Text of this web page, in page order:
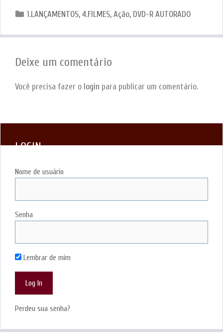
Categorias
1.LANÇAMENTOS,4.FILMES,Ação, DVD-R AUTORADO
Deixe um comentário
Você precisa fazer o login para publicar um comentário.
LOGIN
Nome de usuário
Senha
Lembrar de mim
Perdeu sua senha?